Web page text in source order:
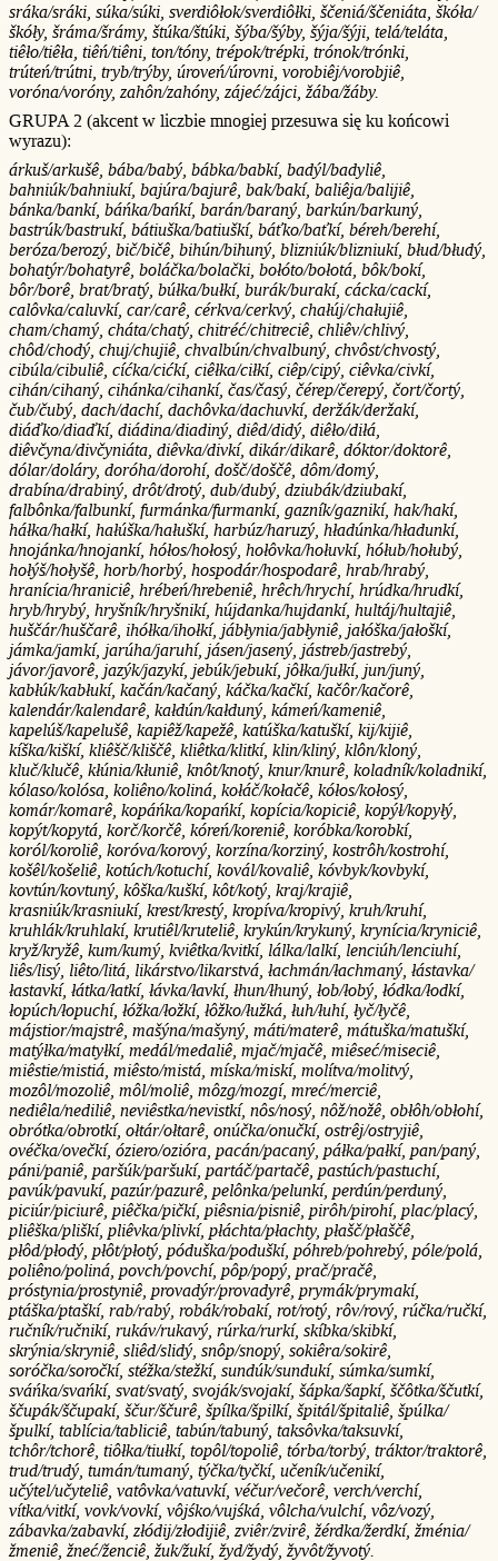
sráka/sráki, súka/súki, sverdiôłok/sverdiôłki, ščeniá/ščeniáta, škóła/
škóły, šráma/šrámy, štúka/štúki, šýba/šýby, šýja/šýji, telá/teláta,
tiêło/tiêła, tiêń/tiêni, ton/tóny, trépok/trépki, trónok/trónki,
trúteń/trútni, tryb/trýby, úroveń/úrovni, vorobiêj/vorobjiê,
voróna/voróny, zahôn/zahóny, zájeć/zájci, žába/žáby.
GRUPA 2 (akcent w liczbie mnogiej przesuwa się ku końcowi
wyrazu):
árkuš/arkušê, bába/babý, bábka/babkí, badýl/badyliê,
bahniúk/bahniukí, bajúra/bajurê, bak/bakí, baliêja/balijiê,
bánka/bankí, báńka/bańkí, barán/baraný, barkún/barkuný,
bastrúk/bastrukí, bátiuška/batiuškí, báťko/baťkí, béreh/berehí,
beróza/berozý, bič/bičê, bihún/bihuný, blizniúk/blizniukí, błud/błudý,
bohatýr/bohatyrê, boláčka/bolački, bołóto/bołotá, bôk/bokí,
bôr/borê, brat/bratý, búłka/bułkí, burák/burakí, cácka/cackí,
calôvka/caluvkí, car/carê, cérkva/cerkvý, chałúj/chałujiê,
cham/chamý, cháta/chatý, chitréć/chitreciê, chliêv/chlivý,
chôd/chodý, chuj/chujiê, chvalbún/chvalbuný, chvôst/chvostý,
cibúla/cibuliê, cíćka/cićkí, ciêłka/ciłkí, ciêp/cipý, ciêvka/civkí,
cihán/cihaný, cihánka/cihankí, čas/časý, čérep/čerepý, čort/čortý,
čub/čubý, dach/dachí, dachôvka/dachuvkí, deržák/deržakí,
diáďko/diaďkí, diádina/diadiný, diêd/didý, diêło/diłá,
diêvčyna/divčyniáta, diêvka/divkí, dikár/dikarê, dóktor/doktorê,
dólar/doláry, doróha/dorohí, došč/doščê, dôm/domý,
drabína/drabiný, drôt/drotý, dub/dubý, dziubák/dziubakí,
falbônka/falbunkí, furmánka/furmankí, gazník/gaznikí, hak/hakí,
háłka/hałkí, hałúška/hałuškí, harbúz/haruzý, hładúnka/hładunkí,
hnojánka/hnojankí, hółos/hołosý, hołôvka/hołuvkí, hółub/hołubý,
hołýš/hołyšê, horb/horbý, hospodár/hospodarê, hrab/hrabý,
hranícia/hraniciê, hrébeń/hrebeniê, hrêch/hrychí, hrúdka/hrudkí,
hryb/hrybý, hryšník/hryšnikí, hújdanka/hujdankí, hultáj/hultajiê,
huščár/huščarê, ihółka/ihołkí, jábłynia/jabłyniê, jałóška/jałoškí,
jámka/jamkí, jarúha/jaruhí, jásen/jasený, jástreb/jastrebý,
jávor/javorê, jazýk/jazykí, jebúk/jebukí, jôłka/jułkí, jun/juný,
kabłúk/kabłukí, kačán/kačaný, káčka/kačkí, kačôr/kačorê,
kalendár/kalendarê, kałdún/kałduný, kámeń/kameniê,
kapelúš/kapelušê, kapiêž/kapežê, katúška/katuškí, kij/kijiê,
kíška/kiškí, kliêšč/kliščê, kliêtka/klitkí, klin/kliný, klôn/kloný,
kluč/klučê, kłúnia/kłuniê, knôt/knotý, knur/knurê, koladník/koladnikí,
kólaso/kolósa, koliêno/koliná, kołáč/kołačê, kółos/kołosý,
komár/komarê, kopáńka/kopańkí, kopícia/kopiciê, kopýł/kopyłý,
kopýt/kopytá, korč/korčê, kóreń/koreniê, koróbka/korobkí,
koról/koroliê, koróva/korový, korzína/korziný, kostrôh/kostrohí,
košêl/košeliê, kotúch/kotuchí, kovál/kovaliê, kóvbyk/kovbykí,
kovtún/kovtuný, kôška/kuškí, kôt/kotý, kraj/krajiê,
krasniúk/krasniukí, krest/krestý, kropíva/kropivý, kruh/kruhí,
kruhlák/kruhlakí, krutiêl/kruteliê, krykún/krykuný, krynícia/kryniciê,
kryž/kryžê, kum/kumý, kviêtka/kvitkí, lálka/lalkí, lenciúh/lenciuhí,
liês/lisý, liêto/litá, likárstvo/likarstvá, łachmán/łachmaný, łástavka/
łastavkí, łátka/łatkí, łávka/łavkí, łhun/łhuný, łob/łobý, łódka/łodkí,
łopúch/łopuchí, łóžka/łožkí, łôžko/łužká, łuh/łuhí, łyč/łyčê,
májstior/majstrê, mašýna/mašyný, máti/materê, mátuška/matuškí,
matýłka/matyłkí, medál/medaliê, mjač/mjačê, miêseć/miseciê,
miêstie/mistiá, miêsto/mistá, míska/miskí, molítva/molitvý,
mozôl/mozoliê, môl/moliê, môzg/mozgí, mreć/merciê,
nediêla/nediliê, neviêstka/nevistkí, nôs/nosý, nôž/nožê, obłôh/obłohí,
obrótka/obrotkí, ołtár/ołtarê, onúčka/onučkí, ostrêj/ostryjiê,
ovéčka/ovečkí, óziero/ozióra, pacán/pacaný, páłka/pałkí, pan/paný,
páni/paniê, paršúk/paršukí, partáč/partačê, pastúch/pastuchí,
pavúk/pavukí, pazúr/pazurê, pelônka/pelunkí, perdún/perduný,
piciúr/piciurê, piêčka/pičkí, piêsnia/pisniê, pirôh/pirohí, plac/placý,
pliêška/pliškí, pliêvka/plivkí, płáchta/płachty, płašč/płaščê,
płôd/płodý, płôt/płotý, póduška/poduškí, póhreb/pohrebý, póle/polá,
poliêno/poliná, povch/povchí, pôp/popý, prač/pračê,
próstynia/prostyniê, provadýr/provadyrê, prymák/prymakí,
ptáška/ptaškí, rab/rabý, robák/robakí, rot/rotý, rôv/rový, rúčka/ručkí,
ručník/ručnikí, rukáv/rukavý, rúrka/rurkí, skíbka/skibkí,
skrýnia/skryniê, sliêd/slidý, snôp/snopý, sokiêra/sokirê,
soróčka/soročkí, stéžka/stežkí, sundúk/sundukí, súmka/sumkí,
sváńka/svańkí, svat/svatý, svoják/svojakí, šápka/šapkí, ščôtka/ščutkí,
ščupák/ščupakí, ščur/ščurê, špílka/špilkí, špitál/špitaliê, špúlka/
špulkí, tablícia/tabliciê, tabún/tabuný, taksôvka/taksuvkí,
tchôr/tchorê, tiôłka/tiułkí, topôl/topoliê, tórba/torbý, tráktor/traktorê,
trud/trudý, tumán/tumaný, týčka/tyčkí, učeník/učenikí,
učýtel/učyteliê, vatôvka/vatuvkí, véčur/večorê, verch/verchí,
vítka/vitkí, vovk/vovkí, vôjśko/vujśká, vôlcha/vulchí, vôz/vozý,
zábavka/zabavkí, złódij/złodijiê, zviêr/zvirê, žérdka/žerdkí, žménia/
žmeniê, žneć/ženciê, žuk/žukí, žyd/žydý, žyvôt/žyvotý.